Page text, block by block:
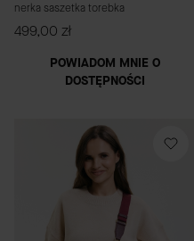
nerka saszetka torebka
Cena
499,00 zł
POWIADOM MNIE O
DOSTĘPNOŚCI